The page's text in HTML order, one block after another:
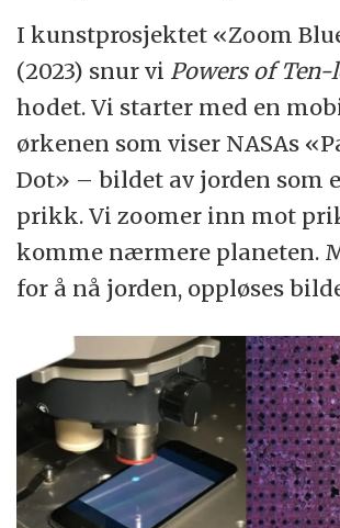
I kunstprosjektet «Zoom
(2023) snur vi Powers of
hodet. Vi starter med en
ørkenen som viser NASAs
Dot» – bildet av jorden som
prikk. Vi zoomer inn mot
komme nærmere planeten.
for å nå jorden, oppløses